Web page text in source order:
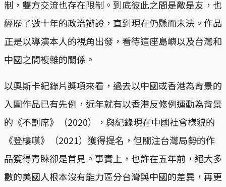
制，雙方交流也存在限制。到底彼此之間是敵是友，也
經歷了數十年的政治辯證，直到現在仍懸而未決。作品
正是以導演本人的視角出發，看待這座島嶼以及台灣和
中國之間複雜的關係。
以奧斯卡紀錄片獎項來看，過去以中國或香港為背景的
入圍作品已有先例，近年就有以香港反修例運動為背景
的《不割席》（2020），與紀錄現在中國社會樣貌的
《登樓嘆》（2021）獲得提名，但關注台灣局勢的作
品獲得青睞卻是首見。事實上，也許在五年前，絕大多
數的美國人根本沒有能力區分台灣與中國的差異，再更